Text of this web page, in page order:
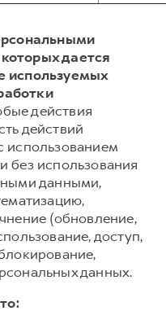
дается
используемых
действия
действий
использованием
без использования
данными,
(обновление,
доступ,
данных.